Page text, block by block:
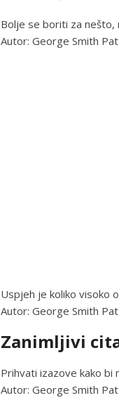
Bolje se boriti za nešto,
Autor: George Smith
Uspjeh je koliko visoko
Autor: George Smith
Zanimljivi
Prihvati izazove kako bi
Autor: George Smith